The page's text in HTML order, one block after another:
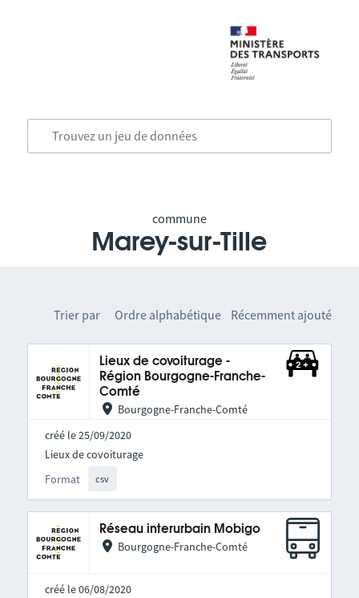
commune
Marey-sur-Tille
Trier par Ordre alphabétique Récemment ajouté
Lieux de covoiturage -
Région Bourgogne-Franche-
Comté
Bourgogne-Franche-Comté
créé le 25/09/2020
Format csv
Lieux de covoiturage
Réseau interurbain Mobigo
Bourgogne-Franche-Comté
créé le 06/08/2020